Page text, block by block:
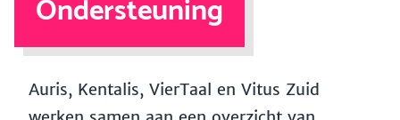
Ondersteuning
Auris, Kentalis, VierTaal en Vitus Zuid